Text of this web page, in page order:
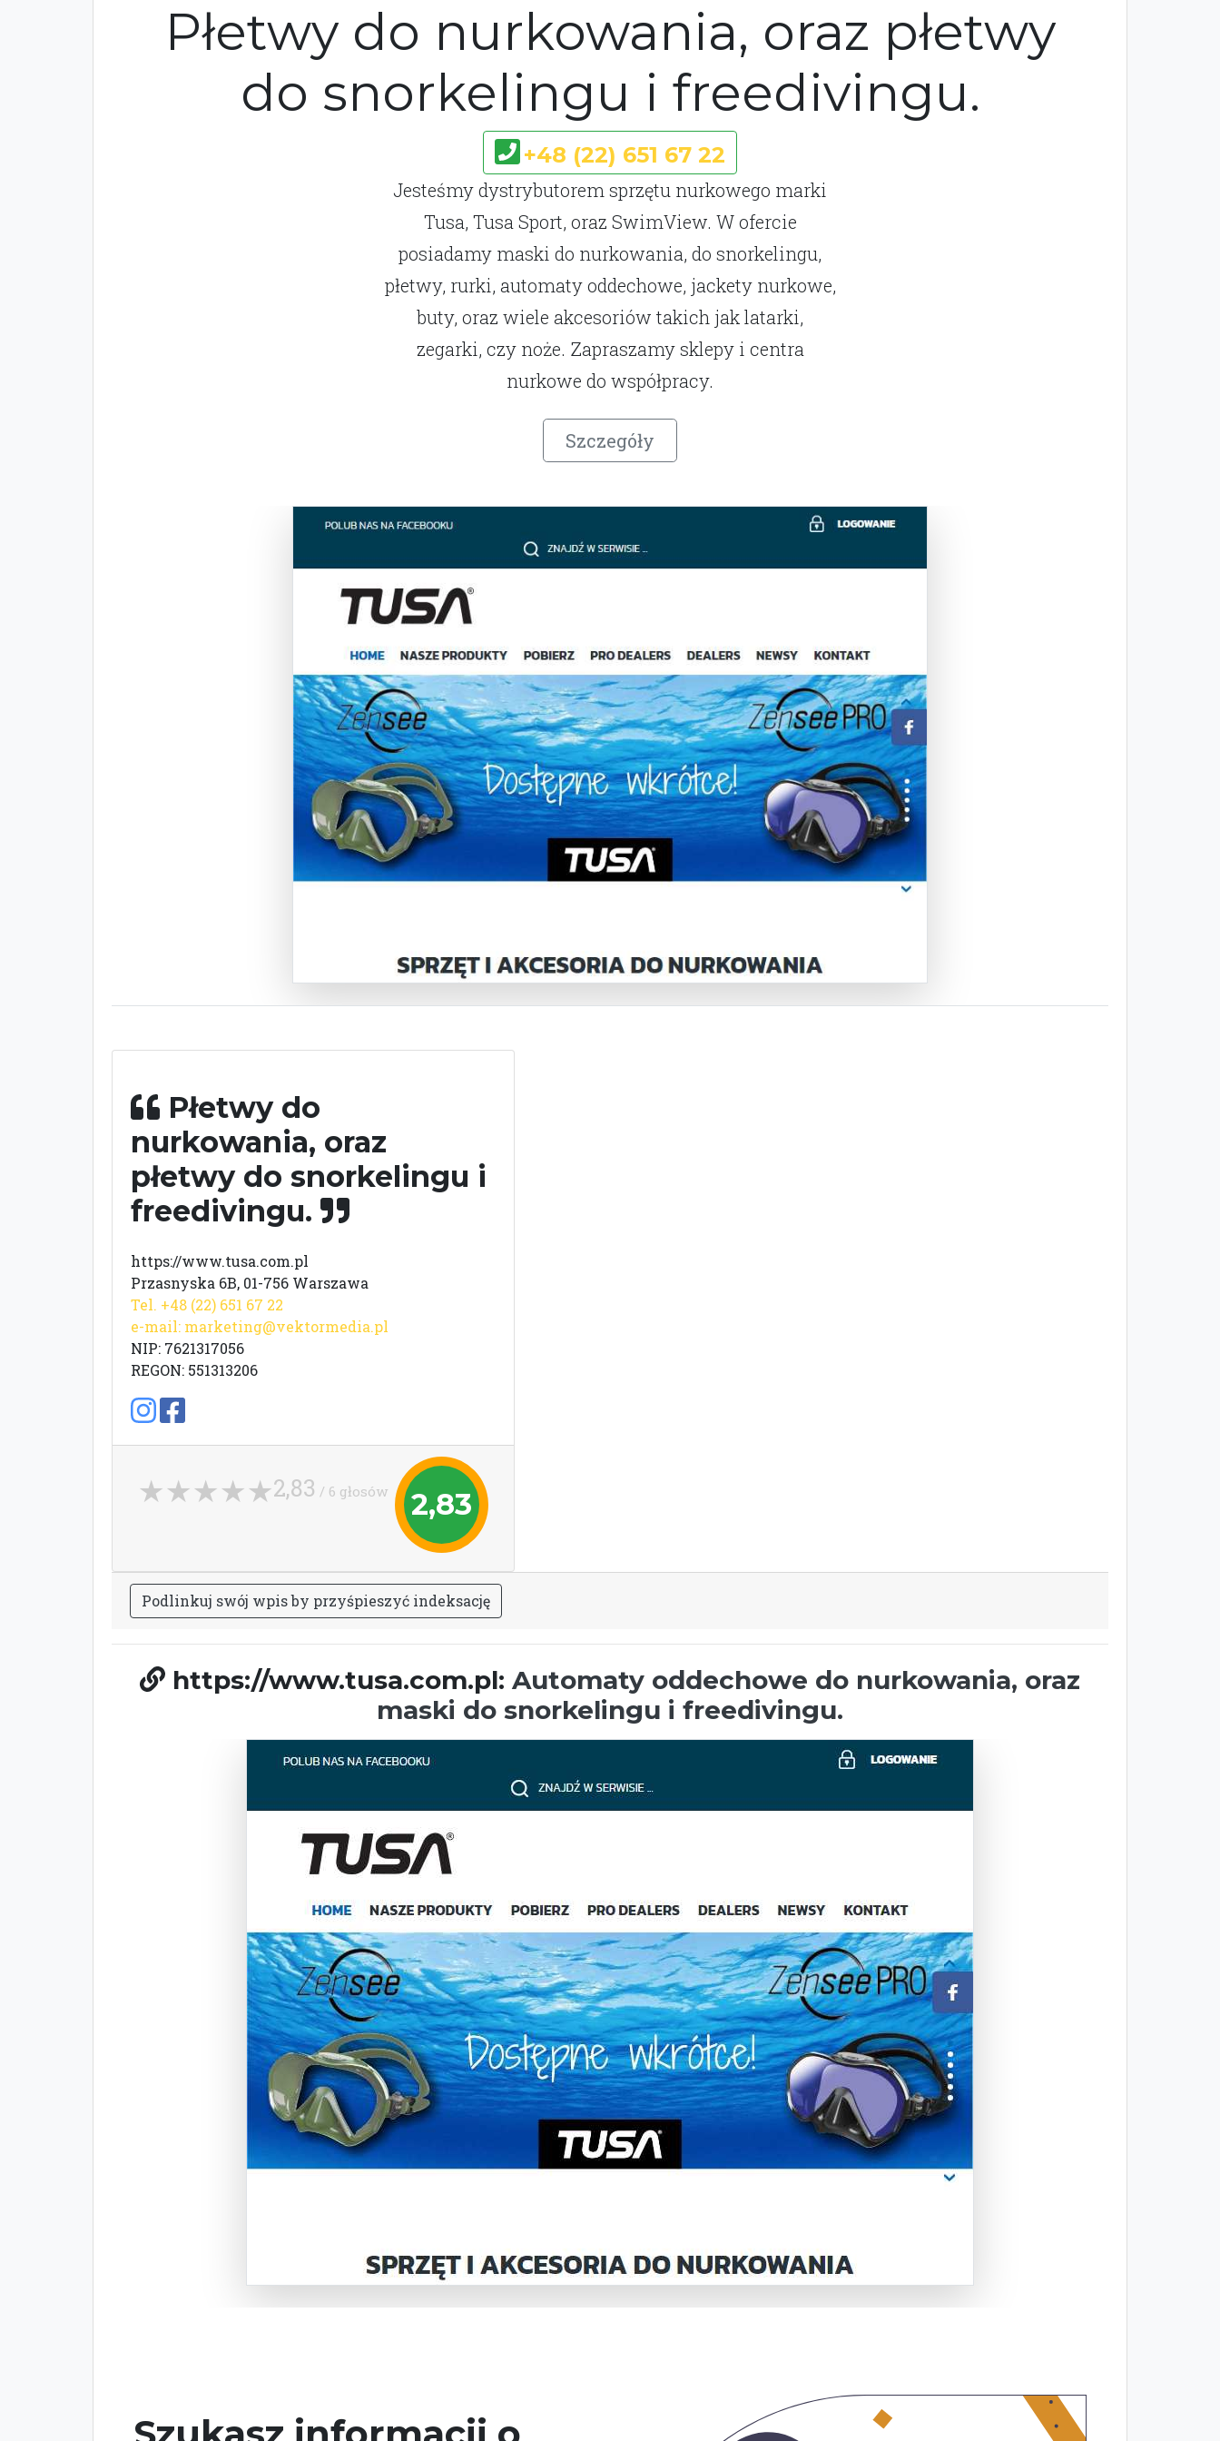
Płetwy do nurkowania, oraz płetwy
do snorkelingu i freedivingu.
+48 (22) 651 67 22
Jesteśmy dystrybutorem sprzętu nurkowego marki
Tusa, Tusa Sport, oraz SwimView. W ofercie
posiadamy maski do nurkowania, do snorkelingu,
płetwy, rurki, automaty oddechowe, jackety nurkowe,
buty, oraz wiele akcesoriów takich jak latarki,
zegarki, czy noże. Zapraszamy sklepy i centra
nurkowe do współpracy.
Szczegóły
Płetwy do
nurkowania, oraz
płetwy do snorkelingu i
freedivingu.
https://www.tusa.com.pl
Przasnyska 6B, 01-756 Warszawa
Tel. +48 (22) 651 67 22
e-mail: marketing@vektormedia.pl
NIP: 7621317056
REGON: 551313206
2,83
2,83 / 6 głosów
Podlinkuj swój wpisby przyśpieszyć indeksację
https://www.tusa.com.pl: Automaty oddechowe do nurkowania, oraz
maski do snorkelingu i freedivingu.